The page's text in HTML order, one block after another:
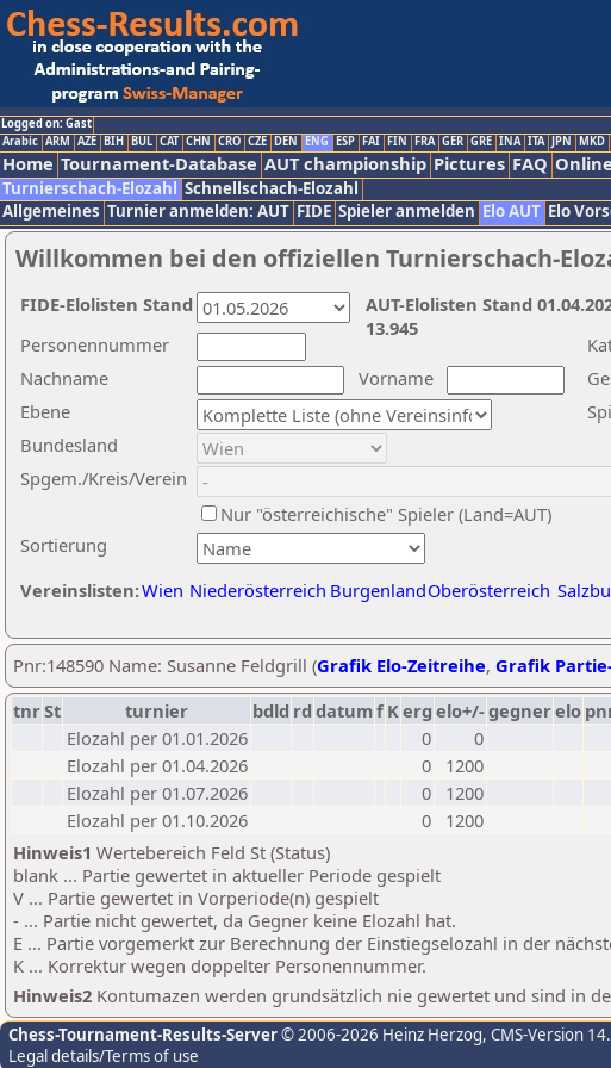
Logged on: Gast
Arabic ARM AZE BIH BUL CAT CHN CRO CZE DEN ENG ESP FAI FIN FRA GER GRE INA ITA JPN MKD
Home Tournament-Database AUT championship Pictures FAQ
Turnierschach-Elozahl Schnellschach-Elozahl
Allgemeines Turnier anmelden: AUT FIDE Spieler anmelden Elo AUT Elo
Willkommen bei den offiziellen Turnierschach-
Nachname
Vorname
Ebene
Sortierung
Personennummer
Bundesland
Spgem./Kreis/Verein
Nur "österreichische" Spieler (Land=AUT)
Vereinslisten:Wien Niederösterreich BurgenlandOberösterreich
AUT-Elolisten Stand
13.945
FIDE-Elolisten Stand
Pnr:148590 Name: Susanne Feldgrill (Grafik Elo-Zeitreihe, Grafik
tnrSt turnier bdld rd datumf Kerg elo+/-gegnerelo
Elozahl per 01.01.2026
0
0
Elozahl per 01.04.2026
0
1200
Elozahl per 01.07.2026
0
1200
Elozahl per 01.10.2026
0
1200
Hinweis1 Wertebereich Feld St (Status)
blank ... Partie gewertet in aktueller Periode gespielt
V ... Partie gewertet in Vorperiode(n) gespielt
- ... Partie nicht gewertet, da Gegner keine Elozahl hat.
E ... Partie vorgemerkt zur Berechnung der Einstiegselozahl in der
K ... Korrektur wegen doppelter Personennummer.
Hinweis2 Kontumazen werden grundsätzlich nie gewertet und sind in
Chess-Tournament-Results-Server© 2006-2026 Heinz Herzog, CMS-Version
Legal details/Terms of use